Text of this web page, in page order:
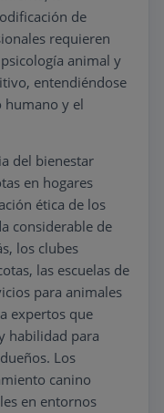
de
requieren
animal y
entendiéndose
humano y el
del bienestar
en hogares
ética de los
considerable de
los clubes
las escuelas de
para animales
expertos que
habilidad para
Los
canino
en entornos